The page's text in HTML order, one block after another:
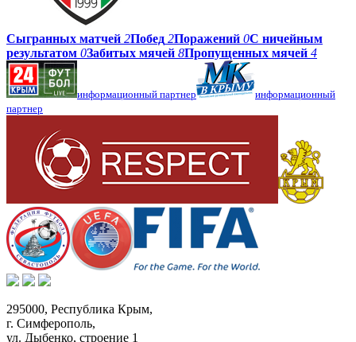
Сыгранных матчей 2Побед 2Поражений 0С ничейным
результатом 0Забитых мячей 8Пропущенных мячей 4
информационный партнер
информационный
партнер
295000, Республика Крым,
г. Симферополь,
ул. Дыбенко, строение 1